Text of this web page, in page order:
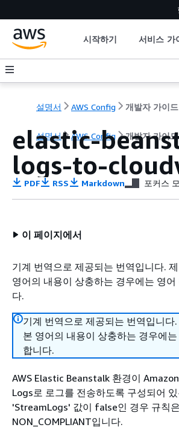
시작하기 서비스 가
설명서 AWS Config 개발자 가이드
설명서 AWS Config 개발자 가이드
elastic-
logs-to-
PDF RSS Markdown 포커스
이 페이지에서
기계 번역으로 제공되는 번역입니다.
영어의 내용이 상충하는 경우에는 영어
다.
기계 번역으로 제공되는 번역입니다
본 영어의 내용이 상충하는 경우에
합니다.
AWS Elastic Beanstalk 환경이
Logs로 로그를 전송하도록 구성되어
'StreamLogs' 값이 false인 경우 규칙은
NON_COMPLIANT입니다.